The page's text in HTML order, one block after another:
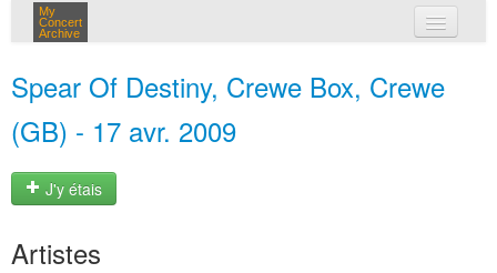
My
Concert
Archive
Spear Of Destiny, Crewe Box, Crewe
(GB) - 17 avr. 2009
J'y étais
Artistes